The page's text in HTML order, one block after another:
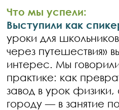
Что мы успели:
Выступили как
уроки для
через путешествия»
интерес. Мы
практике: как
завод в урок
городу — в занятие